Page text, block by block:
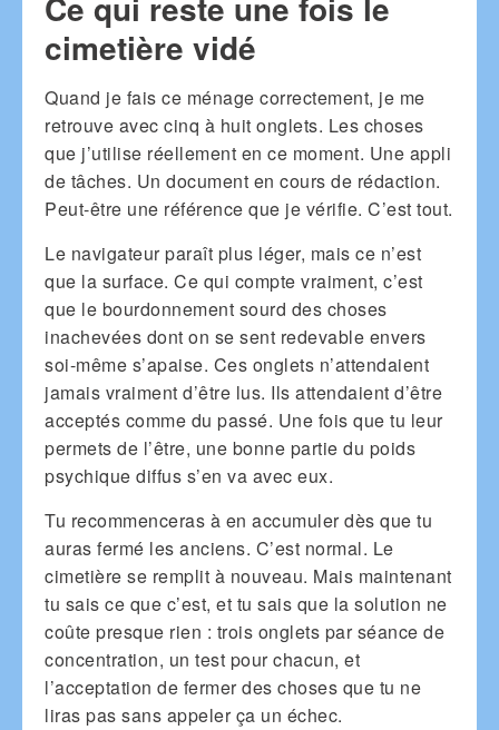
cimetière vidé
Quand je fais ce ménage correctement, je me
retrouve avec cinq à huit onglets. Les choses
que j’utilise réellement en ce moment. Une appli
de tâches. Un document en cours de rédaction.
Peut-être une référence que je vérifie. C’est tout.
Le navigateur paraît plus léger, mais ce n’est
que la surface. Ce qui compte vraiment, c’est
que le bourdonnement sourd des choses
inachevées dont on se sent redevable envers
soi-même s’apaise. Ces onglets n’attendaient
jamais vraiment d’être lus. Ils attendaient d’être
acceptés comme du passé. Une fois que tu leur
permets de l’être, une bonne partie du poids
psychique diffus s’en va avec eux.
Tu recommenceras à en accumuler dès que tu
auras fermé les anciens. C’est normal. Le
cimetière se remplit à nouveau. Mais maintenant
tu sais ce que c’est, et tu sais que la solution ne
coûte presque rien : trois onglets par séance de
concentration, un test pour chacun, et
l’acceptation de fermer des choses que tu ne
liras pas sans appeler ça un échec.